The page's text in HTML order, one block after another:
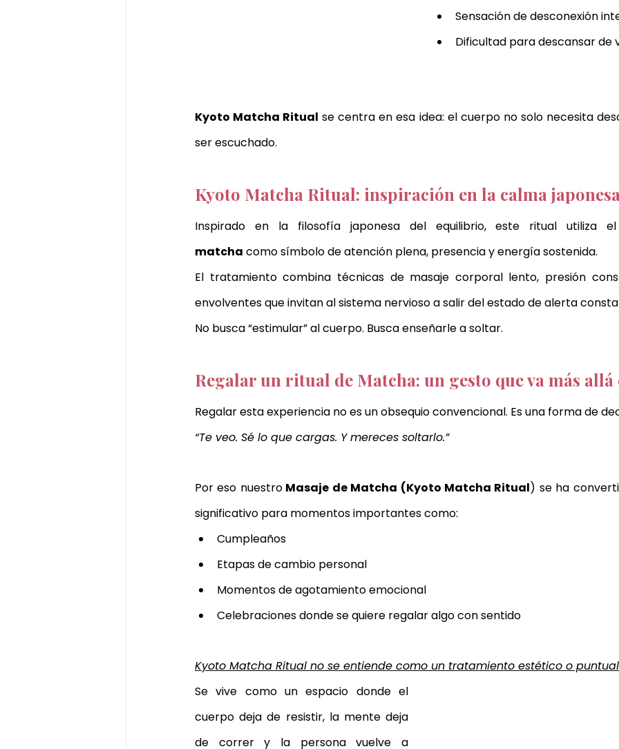
Sensación de desconexión
Dificultad para descansar de
Kyoto Matcha Ritual se centra en esa idea: el cuerpo no solo necesita
ser escuchado.
Kyoto Matcha Ritual: inspiración en la calma
matcha como símbolo de atención plena, presencia y energía sostenida.
El tratamiento combina técnicas de masaje corporal lento, presión
envolventes que invitan al sistema nervioso a salir del estado de alerta
No busca “estimular” al cuerpo. Busca enseñarle a soltar.
Regalar un ritual de Matcha: un gesto que va más
Regalar esta experiencia no es un obsequio convencional. Es una forma de
“Te veo. Sé lo que cargas. Y mereces soltarlo.”
Por eso nuestro Masaje de Matcha (Kyoto Matcha Ritual) se ha
significativo para momentos importantes como:
Cumpleaños
Etapas de cambio personal
Momentos de agotamiento emocional
Celebraciones donde se quiere regalar algo con sentido
Kyoto Matcha Ritual no se entiende como un tratamiento estético o
Se vive como un espacio donde el
cuerpo deja de resistir, la mente deja
de correr y la persona vuelve a